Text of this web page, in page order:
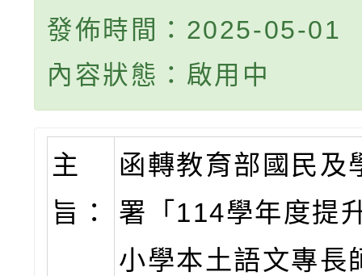
發佈時間：2025-05-01
內容狀態：啟用中
主
旨：
函轉教育部國民及
署「114學年度提
小學本土語文專長